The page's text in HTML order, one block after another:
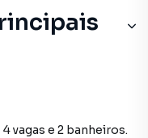
vagas e 2 banheiros.